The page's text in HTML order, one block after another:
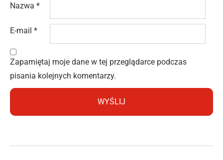
Nazwa *
E-mail *
Zapamiętaj moje dane w tej przeglądarce podczas
pisania kolejnych komentarzy.